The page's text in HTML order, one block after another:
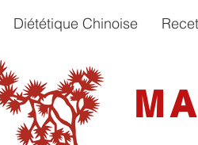
Diététique Chinoise